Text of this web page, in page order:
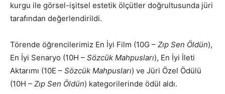
kurgu ile görsel-işitsel estetik ölçütler doğrultusunda jüri
tarafından değerlendirildi.
Törende öğrencilerimiz En İyi Film (10G – Zıp Sen Öldün),
En İyi Senaryo (10H – Sözcük Mahpusları), En İyi İleti
Aktarımı (10E – Sözcük Mahpusları) ve Jüri Özel Ödülü
(10H – Zıp Sen Öldün) kategorilerinde ödül aldı.